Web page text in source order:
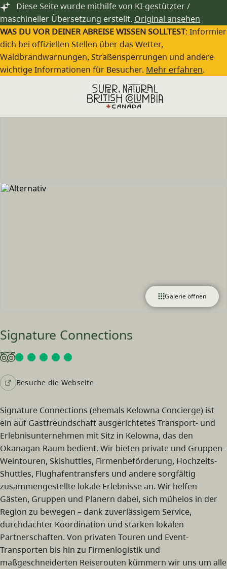
Zum Hauptinhalt springen
Diese Seite wurde mithilfe von KI-gestützter /
maschineller Übersetzung erstellt. Original ansehen
WAS DU VOR DEINER ABREISE WISSEN SOLLTEST:
dich bei offiziellen Stellen über das Wetter,
Waldbrandwarnungen, Straßensperrungen und andere
wichtige Informationen für Besucher. Mehr erfahren.
Galerie öffnen
Signature Connections
Besuche die Webseite
Signature Connections (ehemals Kelowna Concierge) ist
ein auf Gastfreundschaft ausgerichtetes Transport- und
Erlebnisunternehmen mit Sitz in Kelowna, das den
Okanagan-Raum bedient. Wir bieten private und Gruppen-
Weintouren, Skishuttles, Firmenbeförderung, Hochzeits-
Shuttles, Flughafentransfers und andere sorgfältig
zusammengestellte lokale Erlebnisse an. Wir helfen
Gästen, Gruppen und Planern dabei, sich mühelos in der
Region zu bewegen – dank zuverlässigem Service,
durchdachter Koordination und starken lokalen
Partnerschaften. Von privaten Touren und Event-
Transporten bis hin zu Firmenlogistik und
maßgeschneiderten Reiserouten kümmern wir uns um alle